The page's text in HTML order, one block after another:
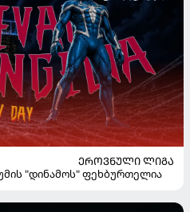
ᲔᲠᲝᲕᲜᲣᲚᲘ ᲚᲘᲒᲐ
"დინამოს" ფეხბურთელია